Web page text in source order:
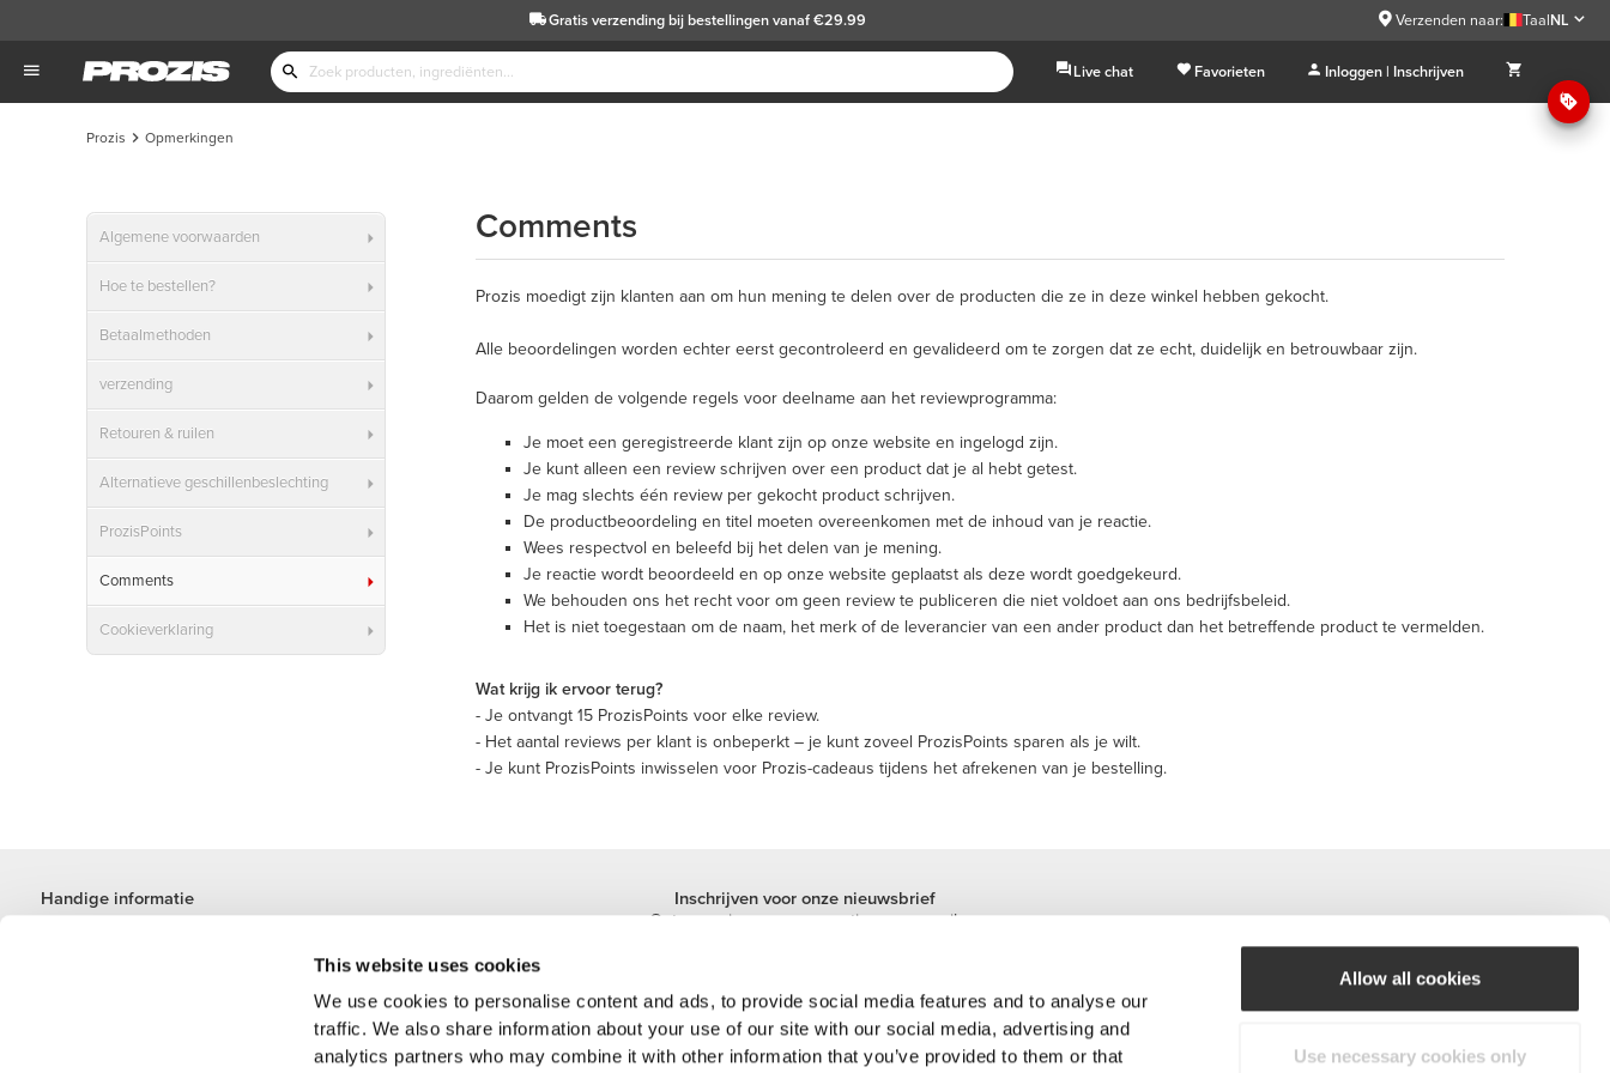
This website uses cookies
We use cookies to personalise content and ads, to provide social media features and to analyse our
traffic. We also share information about your use of our site with our social media, advertising and
analytics partners who may combine it with other information that you’ve provided to them or that
Allow all cookies
Use necessary cookies only
Gratis verzendingbij bestellingen vanaf €29.99 Verzenden naar: TaalNL
Live chat Favorieten Inloggen | Inschrijven
Prozis Opmerkingen
Algemene voorwaarden
Hoe te bestellen?
Betaalmethoden
verzending
Retouren & ruilen
Alternatieve geschillenbeslechting
ProzisPoints
Comments
Cookieverklaring
Comments
Prozis moedigt zijn klanten aan om hun mening te delen over de producten die ze in deze winkel hebben gekocht.
Alle beoordelingen worden echter eerst gecontroleerd en gevalideerd om te zorgen dat ze echt, duidelijk en betrouwbaar zijn.
Daarom gelden de volgende regels voor deelname aan het reviewprogramma:
Je moet een geregistreerde klant zijn op onze website en ingelogd zijn.
Je kunt alleen een review schrijven over een product dat je al hebt getest.
Je mag slechts één review per gekocht product schrijven.
De productbeoordeling en titel moeten overeenkomen met de inhoud van je reactie.
Wees respectvol en beleefd bij het delen van je mening.
Je reactie wordt beoordeeld en op onze website geplaatst als deze wordt goedgekeurd.
We behouden ons het recht voor om geen review te publiceren die niet voldoet aan ons bedrijfsbeleid.
Het is niet toegestaan om de naam, het merk of de leverancier van een ander product dan het betreffende product te vermelden.
Wat krijg ik ervoor terug?
- Je ontvangt 15 ProzisPoints voor elke review.
- Het aantal reviews per klant is onbeperkt – je kunt zoveel ProzisPoints sparen als je wilt.
- Je kunt ProzisPoints inwisselen voor Prozis-cadeaus tijdens het afrekenen van je bestelling.
Handige informatie
Inschrijven voor onze nieuwsbrief
Ontvang nieuws en promoties per e-mail.